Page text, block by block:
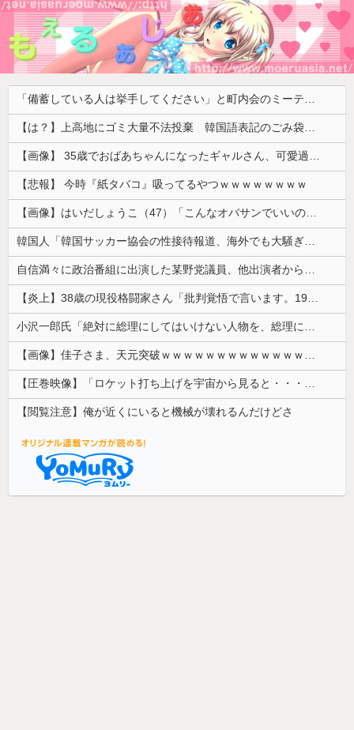
「備蓄している人は挙手してください」と町内会のミーティング、何の気なしに手を挙げてしまった結果……
【は？】上高地にゴミ大量不法投棄 韓国語表記のごみ袋に紙やプラスチック、缶、瓶などが混在 生肉やキムチ、ラーメンなどさまざまな生ごみ
【画像】 35歳でおばあちゃんになったギャルさん、可愛過ぎて嫉妬不可避w w w w w w w w w w w
【悲報】 今時『紙タバコ』吸ってるやつｗｗｗｗｗｗｗｗ
【画像】はいだしょうこ（47）「こんなオバサンでいいの…？」
韓国人「韓国サッカー協会の性接待報道、海外でも大騒ぎに・・・2002年W杯4強の記録取り消しの声も」→「マジで国の恥だ」「2002年まで疑う価値...
自信満々に政治番組に出演した某野党議員、他出演者からガバっぷりを指摘されて袋叩きにされるも……
【炎上】38歳の現役格闘家さん「批判覚悟で言います。19歳の彼女と結婚しました」→案の定オバサン達に見つかり炎上
小沢一郎氏「絶対に総理にしてはいけない人物を、総理にしてしまった。もはや取り返しがつかない」
【画像】佳子さま、天元突破ｗｗｗｗｗｗｗｗｗｗｗｗｗｗｗｗｗｗｗｗｗｗｗｗｗｗｗｗｗ 【Pickup08082912】
【圧巻映像】「ロケット打ち上げを宇宙から見ると・・・」の動画が衝撃的
【閲覧注意】俺が近くにいると機械が壊れるんだけどさ